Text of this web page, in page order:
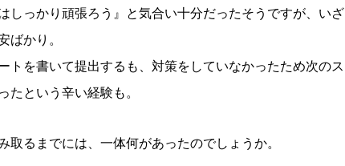
しっかり頑張ろう』と気合い十分だったそうですが、いざ
ばかり。
トを書いて提出するも、対策をしていなかったため次のス
たという辛い経験も。
取るまでには、一体何があったのでしょうか。